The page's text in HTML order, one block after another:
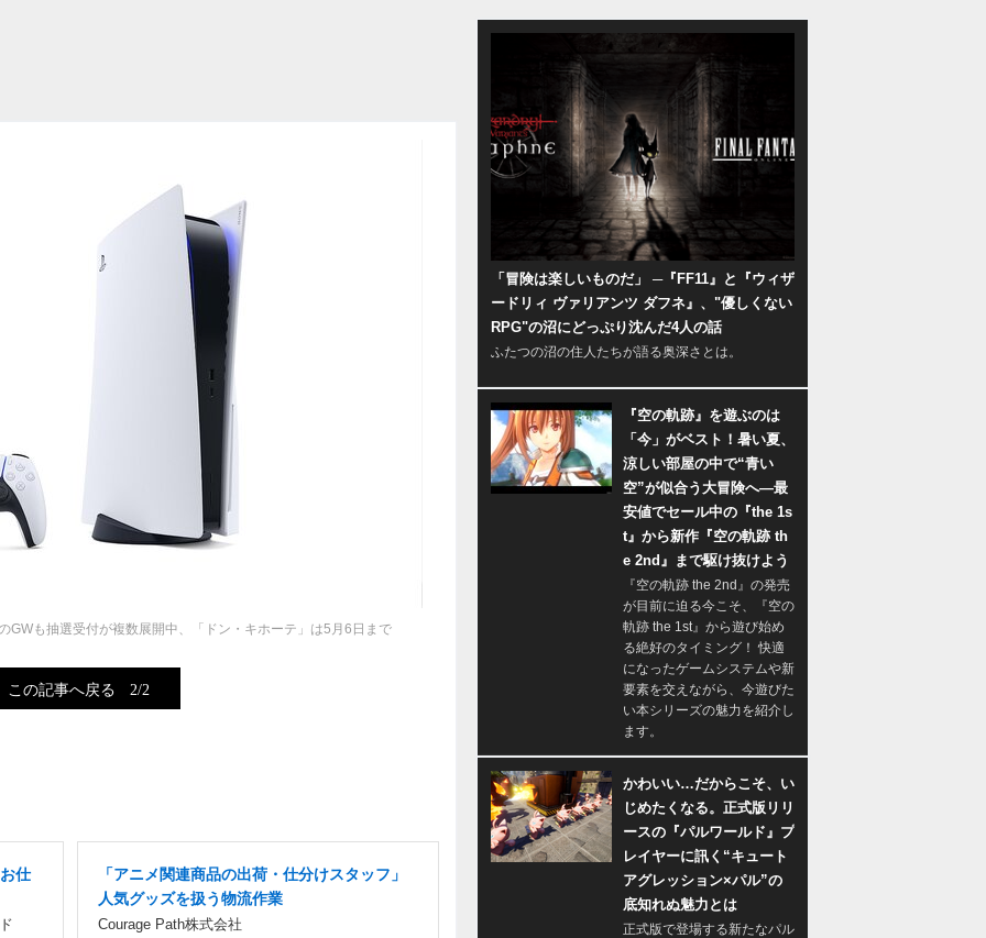
GWも抽選受付が複数展開中、「ドン・キホーテ」は5月6日まで
この記事へ戻る 2/2
仕
「アニメ関連商品の出荷・仕分けスタッフ」
人気グッズを扱う物流作業
Courage Path株式会社
「冒険は楽しいものだ」 ─『FF11』と『ウィザ
ードリィ ヴァリアンツ ダフネ』、"優しくない
RPG"の沼にどっぷり沈んだ4人の話
ふたつの沼の住人たちが語る奥深さとは。
『空の軌跡』を遊ぶのは
「今」がベスト！暑い夏、
涼しい部屋の中で“青い
空”が似合う大冒険へ―最
安値でセール中の『the 1s
t』から新作『空の軌跡 th
e 2nd』まで駆け抜けよう
『空の軌跡 the 2nd』の発売
が目前に迫る今こそ、『空の
軌跡 the 1st』から遊び始め
る絶好のタイミング！ 快適
になったゲームシステムや新
要素を交えながら、今遊びた
い本シリーズの魅力を紹介し
ます。
かわいい…だからこそ、い
じめたくなる。正式版リリ
ースの『パルワールド』プ
レイヤーに訊く“キュート
アグレッション×パル”の
底知れぬ魅力とは
正式版で登場する新たなパル